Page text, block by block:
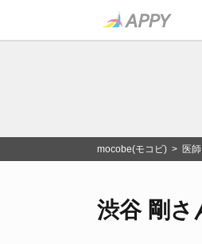
mocobe(モコビ) > 医
渋谷 剛さ